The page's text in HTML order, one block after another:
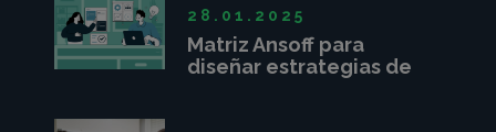
Matriz Ansoff para
diseñar estrategias de
28.01.2025